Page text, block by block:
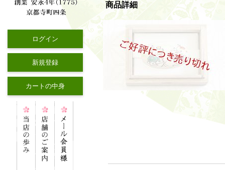
ログイン
新規登録
カートの中身
商品詳細